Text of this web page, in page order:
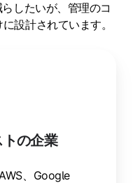
したいが、管理のコ
設計されています。
の企業
、Google